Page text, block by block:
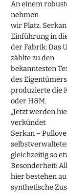
An einem
nehmen
wir Platz.
Einführung in
der Fabrik: Das
zählte zu den
bekanntesten
des Eigentümers
produzierte die
oder H&M.
„Jetzt werden
verkündet
Serkan –
gleichzeitig so
Besonderheit:
hier bestehen
synthetische